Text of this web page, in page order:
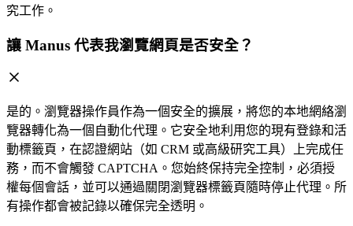
究工作。
讓 Manus 代表我瀏覽網頁是否安全？
是的。瀏覽器操作員作為一個安全的擴展，將您的本地網絡瀏
覽器轉化為一個自動化代理。它安全地利用您的現有登錄和活
動標籤頁，在認證網站（如 CRM 或高級研究工具）上完成任
務，而不會觸發 CAPTCHA。您始終保持完全控制，必須授
權每個會話，並可以通過關閉瀏覽器標籤頁隨時停止代理。所
有操作都會被記錄以確保完全透明。